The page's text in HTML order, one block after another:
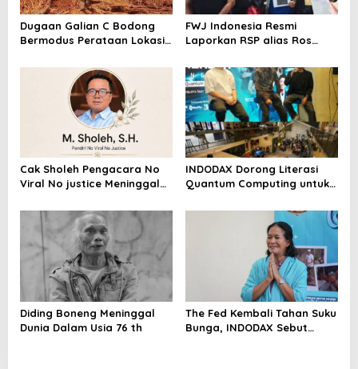
Dugaan Galian C Bodong
Bermodus Perataan Lokasi
Riau Akan Tinjauan Lokasi
FWJ Indonesia Resmi
Laporkan RSP alias Ros
Cak Sholeh Pengacara No
Viral No justice Meninggal
INDODAX Dorong Literasi
Quantum Computing untuk
Blockchain
Diding Boneng Meninggal
Dunia Dalam Usia 76 th
The Fed Kembali Tahan Suku
Bunga, INDODAX Sebut